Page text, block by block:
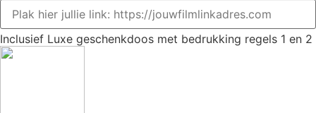
Inclusief Luxe geschenkdoos met bedrukking regels 1 en 2